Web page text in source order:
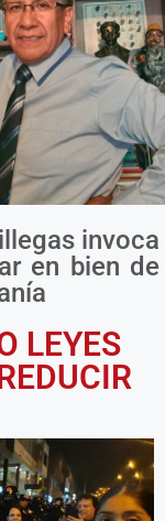
invoca
en bien de
LEYES